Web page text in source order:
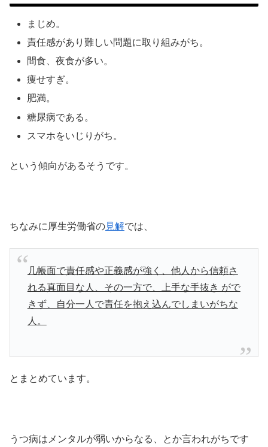
まじめ。
責任感があり難しい問題に取り組みがち。
間食、夜食が多い。
痩せすぎ。
肥満。
糖尿病である。
スマホをいじりがち。
という傾向があるそうです。
ちなみに厚生労働省の見解では、
几帳面で責任感や正義感が強く、他人から信頼さ
れる真面目な人、その一方で、上手な手抜き がで
きず、自分一人で責任を抱え込んでしまいがちな
人。
とまとめています。
うつ病はメンタルが弱いからなる、とか言われがちです